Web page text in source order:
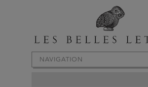
NAVIGATION